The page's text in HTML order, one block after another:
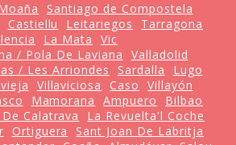
Santiago de Compostela
Castiellu Leitariegos
Tarragona
La Mata
Vic
/ Pola De Laviana
Valladolid
/ Les Arriondes Sardalla
Lugo
Villaviciosa Caso
Villayón
Mamorana Ampuero
Bilbao
Calatrava
La Revuelta'l Coche
Ortiguera
Sant Joan De Labritja